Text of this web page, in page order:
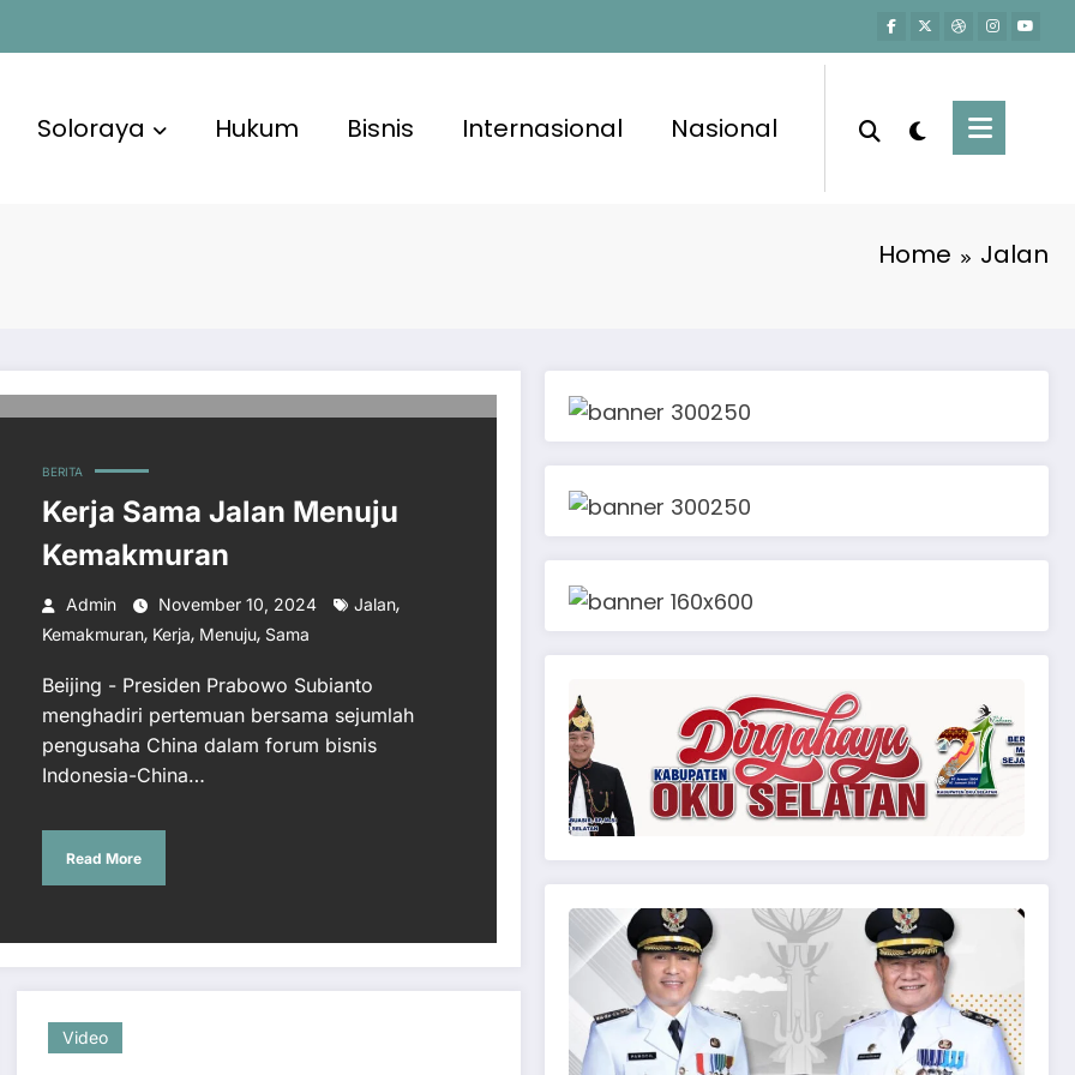
Soloraya Hukum Bisnis Internasional Nasional
Home Jalan
BERITA
Kerja Sama Jalan Menuju
Kemakmuran
Admin November 10, 2024 Jalan,
Kemakmuran, Kerja, Menuju, Sama
Beijing - Presiden Prabowo Subianto
menghadiri pertemuan bersama sejumlah
pengusaha China dalam forum bisnis
Indonesia-China…
Read More
Video